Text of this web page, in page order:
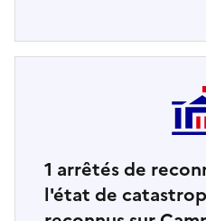
1 arrêtés de
l'état de